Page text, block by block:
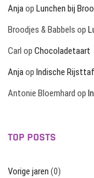
AnjaopLunchen bij
Broodjes & Babbels op
Carl opChocoladetaart
AnjaopIndische
Antonie Bloemhard op
TOP POSTS
Vorige jaren (0)